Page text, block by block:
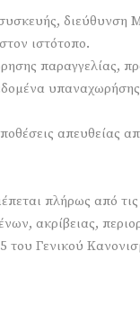
διεύθυνση
ιστότοπο.
παραγγελίας,
απευθείας
πλήρως από τις
ακρίβειας,
του Γενικού